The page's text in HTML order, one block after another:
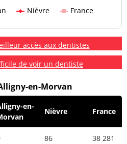
Nièvre France
accès aux dentistes
de voir un dentiste
en-Morvan
en-
Nièvre France
86 38 281